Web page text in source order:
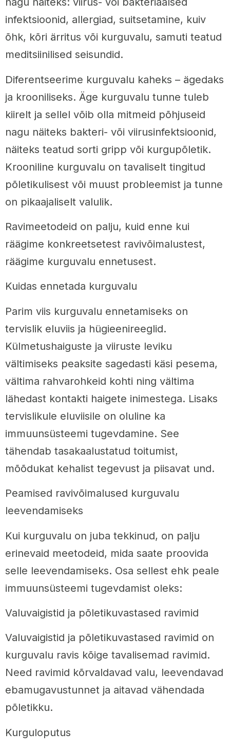
infektsioonid, allergiad, suitsetamine, kuiv
õhk, kõri ärritus või kurguvalu, samuti teatud
meditsiinilised seisundid.
Diferentseerime kurguvalu kaheks – ägedaks
ja krooniliseks. Äge kurguvalu tunne tuleb
kiirelt ja sellel võib olla mitmeid põhjuseid
nagu näiteks bakteri- või viirusinfektsioonid,
näiteks teatud sorti gripp või kurgupõletik.
Krooniline kurguvalu on tavaliselt tingitud
põletikulisest või muust probleemist ja tunne
on pikaajaliselt valulik.
Ravimeetodeid on palju, kuid enne kui
räägime konkreetsetest ravivõimalustest,
räägime kurguvalu ennetusest.
Kuidas ennetada kurguvalu
Parim viis kurguvalu ennetamiseks on
tervislik eluviis ja hügieenireeglid.
Külmetushaiguste ja viiruste leviku
vältimiseks peaksite sagedasti käsi pesema,
vältima rahvarohkeid kohti ning vältima
lähedast kontakti haigete inimestega. Lisaks
tervislikule eluviisile on oluline ka
immuunsüsteemi tugevdamine. See
tähendab tasakaalustatud toitumist,
mõõdukat kehalist tegevust ja piisavat und.
Peamised ravivõimalused kurguvalu
leevendamiseks
Kui kurguvalu on juba tekkinud, on palju
erinevaid meetodeid, mida saate proovida
selle leevendamiseks. Osa sellest ehk peale
immuunsüsteemi tugevdamist oleks:
Valuvaigistid ja põletikuvastased ravimid
Valuvaigistid ja põletikuvastased ravimid on
kurguvalu ravis kõige tavalisemad ravimid.
Need ravimid kõrvaldavad valu, leevendavad
ebamugavustunnet ja aitavad vähendada
põletikku.
Kurguloputus